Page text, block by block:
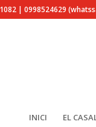
| 0998524629
INICI EL